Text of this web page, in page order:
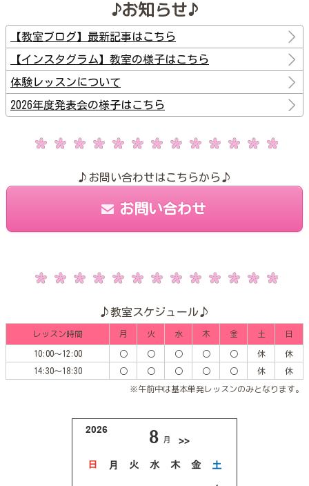
♪お知らせ♪
【教室ブログ】最新記事はこちら
【インスタグラム】教室の様子はこちら
体験レッスンについて
2026年度発表会の様子はこちら
♪お問い合わせはこちらから♪
お問い合わせ
♪教室スケジュール♪
レッスン時間 月 火 水 木 金 土 日
10:00～12:00 ○ ○ ○ ○ ○ 休 休
14:30～18:30 ○ ○ ○ ○ ○ 休 休
※午前中は基本単発レッスンのみとなります。